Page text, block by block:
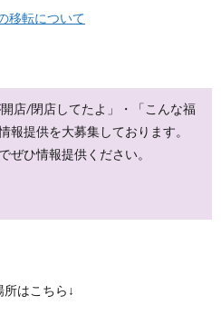
移転について
店/閉店してたよ」・「こんな福
報提供を大募集しております。
ぜひ情報提供ください。
所はこちら↓